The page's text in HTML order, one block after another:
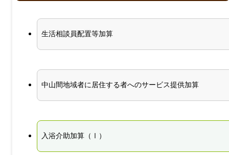
生活相談員配置等加算
中山間地域者に居住する者へのサービス提供加算
入浴介助加算（Ⅰ）